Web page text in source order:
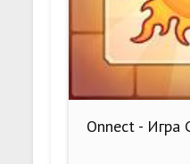
Onnect - Игра